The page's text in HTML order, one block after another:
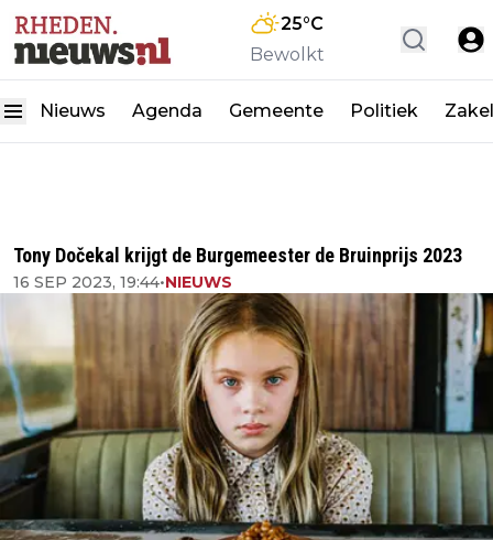
25°C
Bewolkt
Nieuws Agenda Gemeente Politiek
Tony Dočekal krijgt de Burgemeester de Bruinprijs 2023
16 SEP 2023, 19:44•NIEUWS